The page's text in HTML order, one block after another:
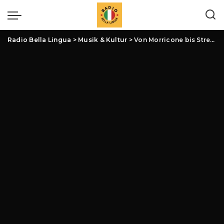
Radio Bella Lingua > Musik & Kultur >Von Morricone bis Streaming: Aktuelle Einblicke in Film und Musik in Italien